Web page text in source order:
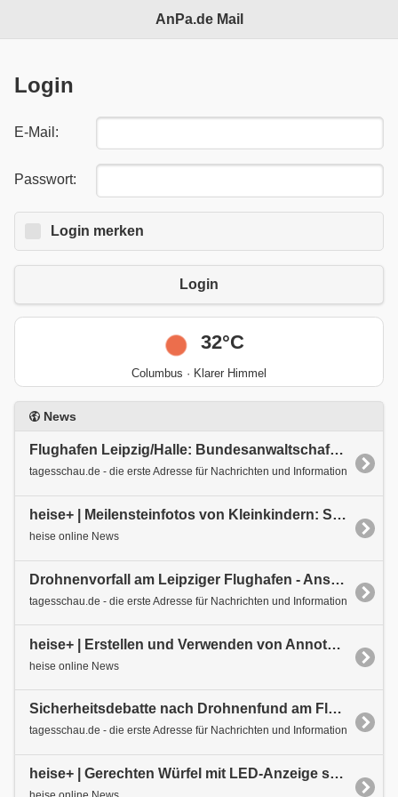
AnPa.de Mail
Login
E-Mail:
Passwort:
Login merken
Login
32°C
Columbus · Klarer Himmel
News
Flughafen Leipzig/Halle: Bundesanwaltschaft ermittelt zu Sprengstoff-Drohne
tagesschau.de - die erste Adresse für Nachrichten und Information
heise+ | Meilensteinfotos von Kleinkindern: So fangen Sie echte Momente ein
heise online News
Drohnenvorfall am Leipziger Flughafen - Anschlag auf Munitionstransporte geplant?
tagesschau.de - die erste Adresse für Nachrichten und Information
heise+ | Erstellen und Verwenden von Annotations in Java: Teil 2
heise online News
Sicherheitsdebatte nach Drohnenfund am Flughafen Leipzig/Halle
tagesschau.de - die erste Adresse für Nachrichten und Information
heise+ | Gerechten Würfel mit LED-Anzeige selber bauen